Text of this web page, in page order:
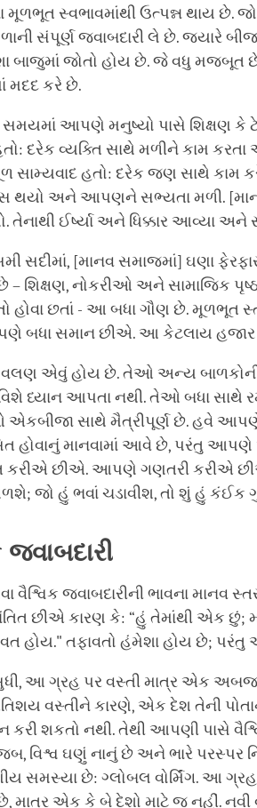
મૂળભૂત સ્વભાવમાંથી ઉત્પન્ન થાય
સંપૂર્ણ જવાબદારી લે છે. જ્યારે
બાજુમાં જોતો હોય છે. જે વધુ મજબૂત છે
મદદ કરે છે.
સમયમાં આપણે મનુષ્યો પાસે શિક્ષણ કે
દરેક વ્યક્તિ સાથે મળીને કામ કરતા
હતો: દરેક જણ સાથે કામ
થયો અને આપણને સભ્યતા મળી.
તેનાથી ઈર્ષ્યા અને ધિક્કાર
સદીમાં, [માનવ સમાજમાં] ઘણા
– શિક્ષણ, નોકરીઓ અને સામાજિક
હોવા છતાં - આ બધા ગૌણ છે.
સમાન છીએ. આ કેટલાય હજાર
વલણ એવું હોય છે. તેઓ અન્ય બાળકોની
ધ્યાન આપતા નથી. તેઓ બધા સાથે
સાથે મૈત્રીપૂર્ણ છે. હવે આપણે
હોવાનું માનવામાં આવે છે, પરંતુ આપણે
કરીએ છીએ. આપણે ગણતરી કરીએ
જો હું ભવાં ચડાવીશ, તો શું હું કંઈક
જવાબદારી
વૈશ્વિક જવાબદારીની ભાવના
છીએ કારણ કે: “હું તેમાંથી એક છું;
હોય." તફાવતો હંમેશા હોય છે;
આ ગ્રહ પર વસ્તી માત્ર એક
વસ્તીને કારણે, એક દેશ તેની
કરી શકતો નથી. તેથી આપણી પાસે
વિશ્વ ઘણું નાનું છે અને ભારે પરસ્પર
સમસ્યા છે: ગ્લોબલ વોર્મિંગ. આ
માત્ર એક કે બે દેશો માટે જ નહીં. નવી